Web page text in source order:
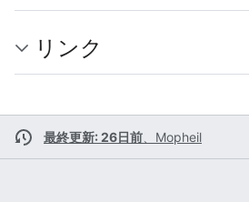
リンク
最終更新: 26日前 Mopheil